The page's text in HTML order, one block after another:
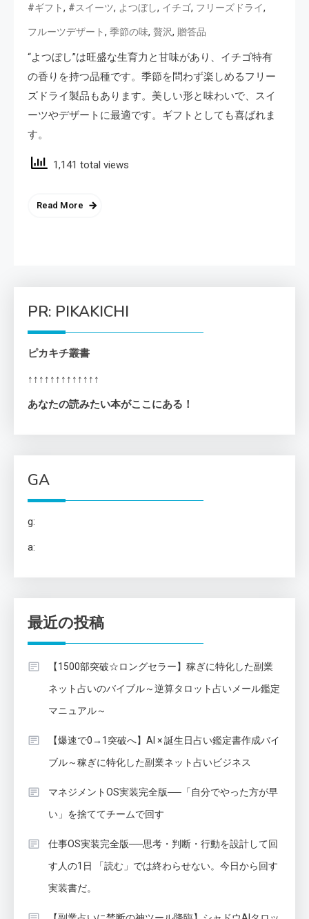
#ギフト, #スイーツ, よつぼし, イチゴ, フリーズドライ,
フルーツデザート, 季節の味, 贅沢, 贈答品
“よつぼし”は旺盛な生育力と甘味があり、イチゴ特有
の香りを持つ品種です。季節を問わず楽しめるフリー
ズドライ製品もあります。美しい形と味わいで、スイ
ーツやデザートに最適です。ギフトとしても喜ばれま
す。
1,141 total views
Read More
PR: PIKAKICHI
ピカキチ叢書
↑↑↑↑↑↑↑↑↑↑↑↑↑
あなたの読みたい本がここにある！
GA
g:
a:
最近の投稿
【1500部突破☆ロングセラー】稼ぎに特化した副業
ネット占いのバイブル～逆算タロット占いメール鑑定
マニュアル～
【爆速で0→1突破へ】AI × 誕生日占い鑑定書作成バイ
ブル～稼ぎに特化した副業ネット占いビジネス
マネジメントOS実装完全版──「自分でやった方が早
い」を捨ててチームで回す
仕事OS実装完全版──思考・判断・行動を設計して回
す人の1日 「読む」では終わらせない。今日から回す
実装書だ。